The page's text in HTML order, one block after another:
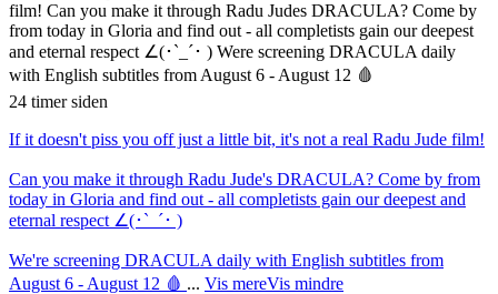
24 timer siden
If it doesn't piss you off just a little bit, it's not a real Radu Jude film!
Can you make it through Radu Jude's DRACULA? Come by from
today in Gloria and find out - all completists gain our deepest and
eternal respect ∠(･`_´･ )
We're screening DRACULA daily with English subtitles from
August 6 - August 12 🩸 ... Vis mereVis mindre